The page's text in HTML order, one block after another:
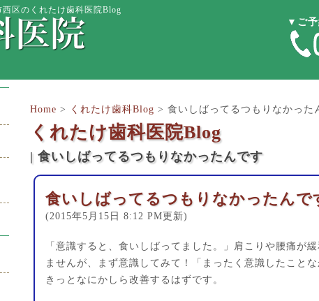
区のくれたけ歯科医院Blog
▼ご予
Home > くれたけ歯科Blog > 食いしばってるつもりなかった
くれたけ歯科医院Blog
| 食いしばってるつもりなかったんです
食いしばってるつもりなかったんで
(2015年5月15日 8:12 PM更新)
「意識すると、食いしばってました。」肩こりや腰痛が
ませんが、まず意識してみて！「まったく意識したこと
きっとなにかしら改善するはずです。